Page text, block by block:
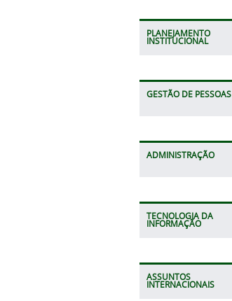
PLANEJAMENTO
INSTITUCIONAL
GESTÃO DE PESSOAS
ADMINISTRAÇÃO
TECNOLOGIA DA
INFORMAÇÃO
ASSUNTOS
INTERNACIONAIS